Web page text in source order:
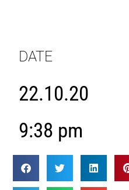
DATE
22.10.20
9:38 pm